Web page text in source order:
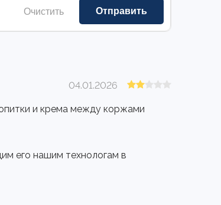
Очистить
04.01.2026
и крема между коржами
его нашим технологам в